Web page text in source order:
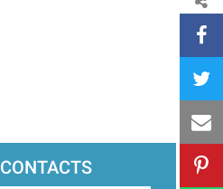
CONTACTS